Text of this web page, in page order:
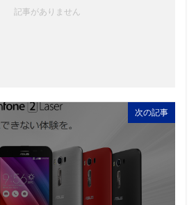
記事がありません
次の記事